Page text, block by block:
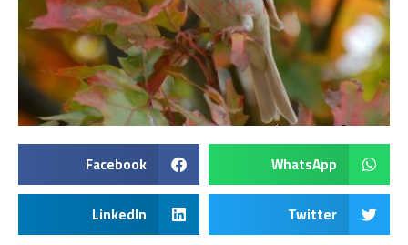
WhatsApp
Facebook
Twitter
LinkedIn